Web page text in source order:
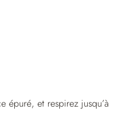
épuré, et respirez jusqu’à